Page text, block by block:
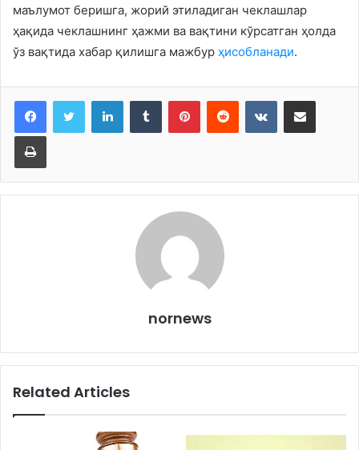
маълумот беришга, жорий этиладиган чеклашлар
ҳақида чеклашнинг ҳажми ва вақтини кўрсатган ҳолда
ўз вақтида хабар қилишга мажбур ҳисобланади.
LinkedInTumblr PinterestReddit VKontakteShare via Email
Print
nornews
Related Articles